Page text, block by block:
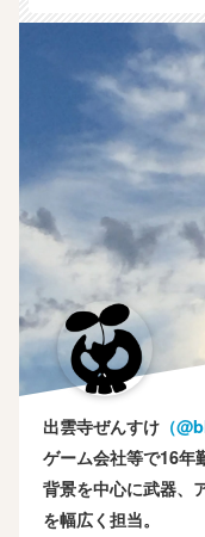
出雲寺ぜんすけ （‎
ゲーム会社等で16年
背景を中心に武器、
を幅広く担当。